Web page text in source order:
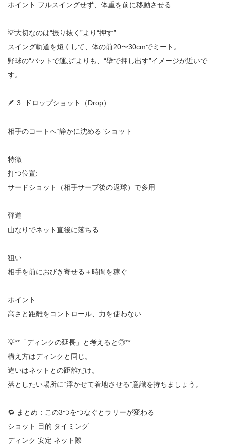
ポイント フルスイングせず、体重を前に移動させる
💡大切なのは“振り抜く”より“押す”
スイング軌道を短くして、体の前20〜30cmでミート。
野球の“バットで運ぶ”よりも、“壁で押し出す”イメージが近いで
す。
🪶 3. ドロップショット（Drop）
相手のコートへ“静かに沈める”ショット
特徴
打つ位置:
サードショット（相手サーブ後の返球）で多用
弾道
山なりでネット直後に落ちる
狙い
相手を前におびき寄せる＋時間を稼ぐ
ポイント
高さと距離をコントロール、力を使わない
💡**「ディンクの延長」と考えると◎**
構え方はディンクと同じ。
違いはネットとの距離だけ。
落としたい場所に“浮かせて着地させる”意識を持ちましょう。
🔁 まとめ：この3つをつなぐとラリーが変わる
ショット 目的 タイミング
ディンク 安定 ネット際